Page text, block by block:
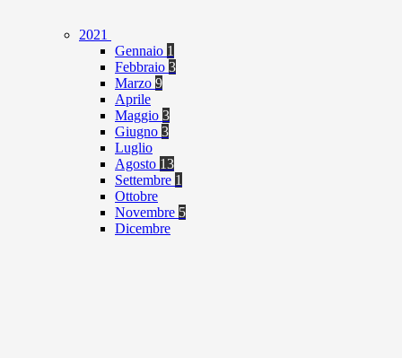
2021
Gennaio 1
Febbraio 3
Marzo 9
Aprile
Maggio 3
Giugno 3
Luglio
Agosto 13
Settembre 1
Ottobre
Novembre 5
Dicembre